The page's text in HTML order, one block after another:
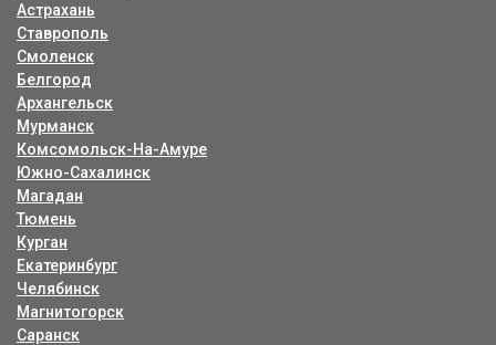
Астрахань
Ставрополь
Смоленск
Белгород
Архангельск
Мурманск
Комсомольск-На-Амуре
Южно-Сахалинск
Магадан
Тюмень
Курган
Екатеринбург
Челябинск
Магнитогорск
Саранск